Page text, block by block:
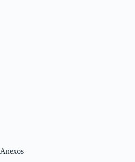
Anexos